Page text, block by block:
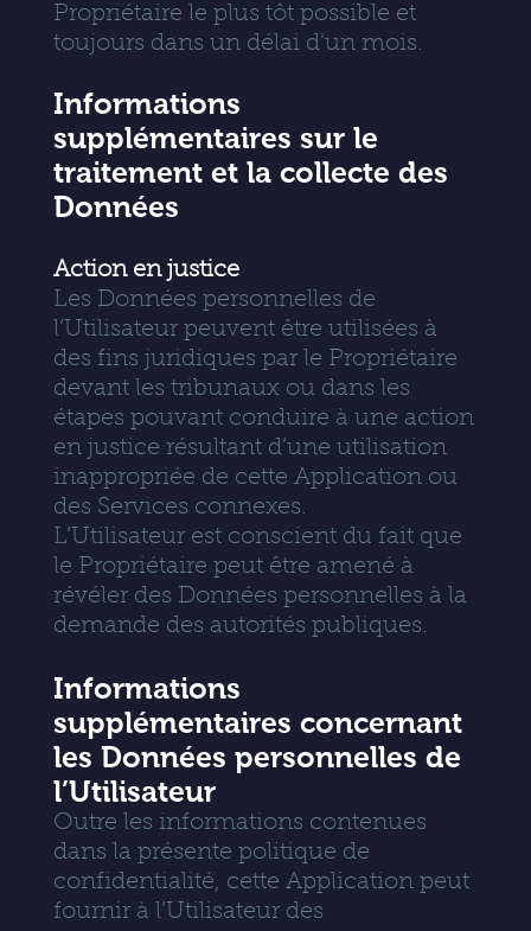
Propriétaire le plus tôt possible et
toujours dans un délai d'un mois.
Informations
supplémentaires sur le
traitement et la collecte des
Données
Action en justice
Les Données personnelles de
l’Utilisateur peuvent être utilisées à
des fins juridiques par le Propriétaire
devant les tribunaux ou dans les
étapes pouvant conduire à une action
en justice résultant d’une utilisation
inappropriée de cette Application ou
des Services connexes.
L’Utilisateur est conscient du fait que
le Propriétaire peut être amené à
révéler des Données personnelles à la
demande des autorités publiques.
Informations
supplémentaires concernant
les Données personnelles de
l’Utilisateur
Outre les informations contenues
dans la présente politique de
confidentialité, cette Application peut
fournir à l’Utilisateur des